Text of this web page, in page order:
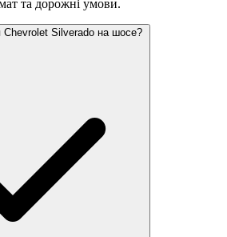
та дорожні умови.
Chevrolet Silverado на шосе?